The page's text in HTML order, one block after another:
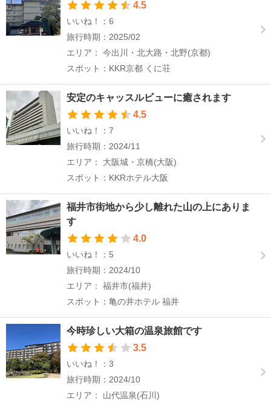
4.5
いいね！：6
旅行時期：2025/02
エリア： 今出川・北大路・北野(京都)
スポット：KKR京都 くに荘
安定のキャッスルビューに癒されます
4.5
いいね！：7
旅行時期：2024/11
エリア： 大阪城・京橋(大阪)
スポット：KKRホテル大阪
福井市街地から少し離れた山の上にありま
す
4.0
いいね！：5
旅行時期：2024/10
エリア： 福井市(福井)
スポット：亀の井ホテル 福井
今時珍しい大箱の温泉旅館です
3.5
いいね！：3
旅行時期：2024/10
エリア： 山代温泉(石川)